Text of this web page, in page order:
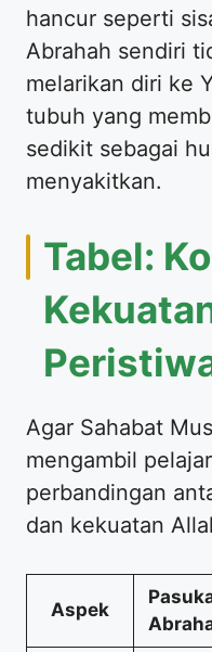
hancur seperti
Abrahah sendiri
melarikan diri ke
tubuh yang
sedikit sebagai
menyakitkan.
Tabel:
Agar Sahabat
mengambil
perbandingan
dan kekuatan
Aspek